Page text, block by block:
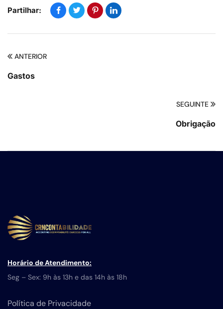
Partilhar:
ANTERIOR
Gastos
SEGUINTE
Obrigação
Horário de Atendimento:
Seg – Sex: 9h às 13h e das 14h às 18h
Política de Privacidade